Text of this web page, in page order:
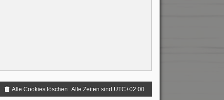
Alle Zeiten sind UTC+02:00
Alle Cookies löschen